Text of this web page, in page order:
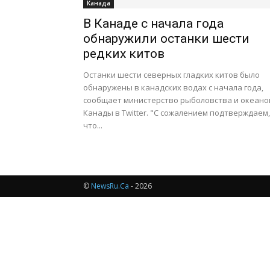
Канада
В Канаде с начала года
обнаружили останки шести
редких китов
Останки шести северных гладких китов было
обнаружены в канадских водах с начала года,
сообщает министерство рыболовства и
Канады в Twitter. "С сожалением подтверждаем,
что...
© NewsRu.Ca - 2026